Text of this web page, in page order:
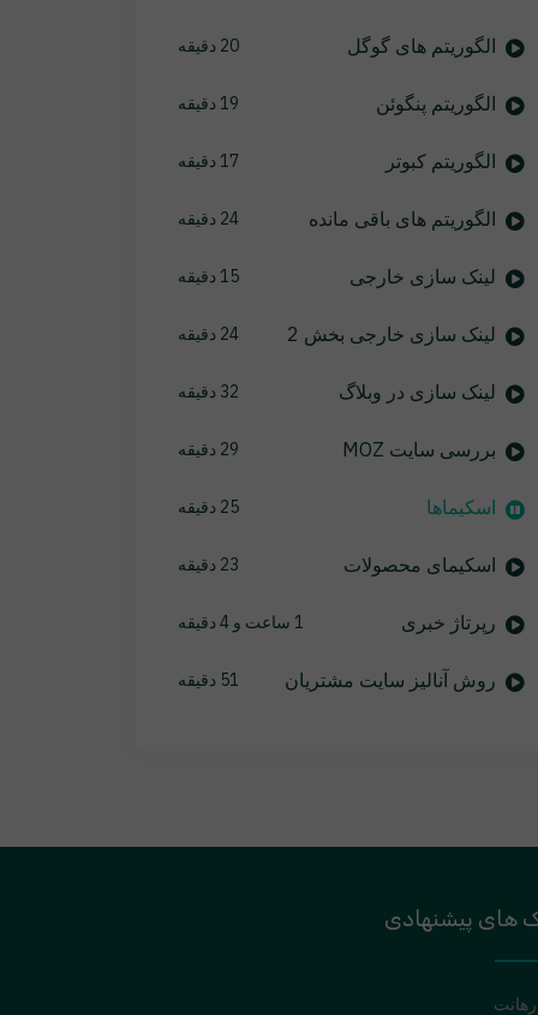
الگوریتم های گوگل 20 دقیقه
الگوریتم پنگوئن 19 دقیقه
الگوریتم کبوتر 17 دقیقه
الگوریتم های باقی مانده 24 دقیقه
لینک سازی خارجی 15 دقیقه
لینک سازی خارجی بخش 2 24 دقیقه
لینک سازی در وبلاگ 32 دقیقه
بررسی سایت MOZ 29 دقیقه
اسکیماها 25 دقیقه
اسکیمای محصولات 23 دقیقه
رپرتاژ خبری 1 ساعت و 4 دقیقه
روش آنالیز سایت مشتریان 51 دقیقه
های پیشنهادی
رهانت